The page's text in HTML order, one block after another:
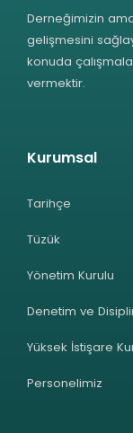
Derneğimizin
gelişmesini
konuda
vermektir.
Kurumsal
Tarihçe
Tüzük
Yönetim Kurulu
Denetim ve
Yüksek İstişare
Personelimiz